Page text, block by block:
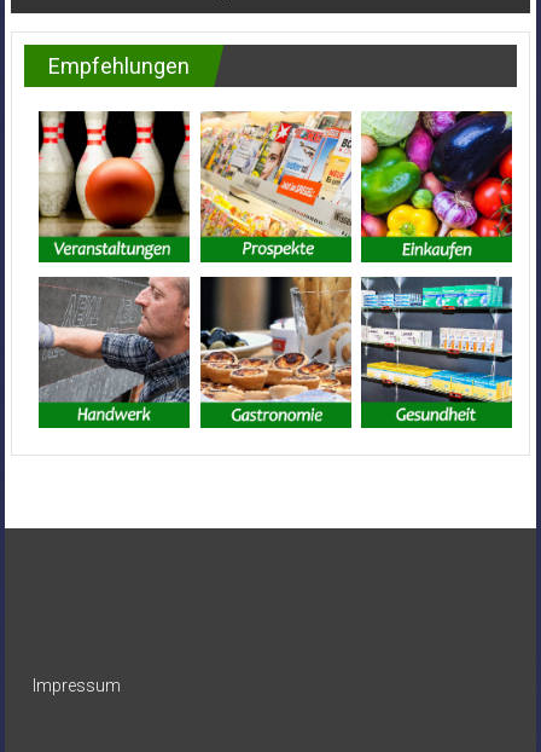
Empfehlungen
Impressum